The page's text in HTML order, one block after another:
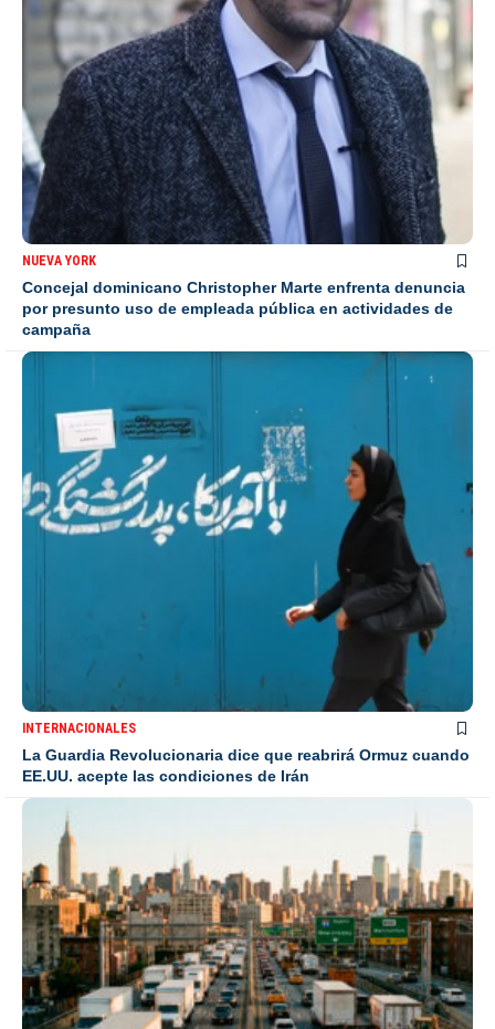
NUEVA YORK
Concejal dominicano Christopher Marte enfrenta denuncia
por presunto uso de empleada pública en actividades de
campaña
INTERNACIONALES
La Guardia Revolucionaria dice que reabrirá Ormuz cuando
EE.UU. acepte las condiciones de Irán